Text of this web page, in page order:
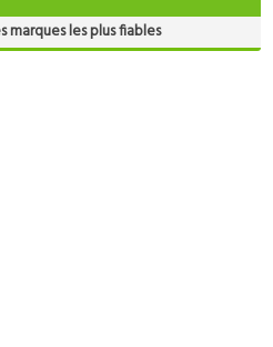
marques les plus fiables